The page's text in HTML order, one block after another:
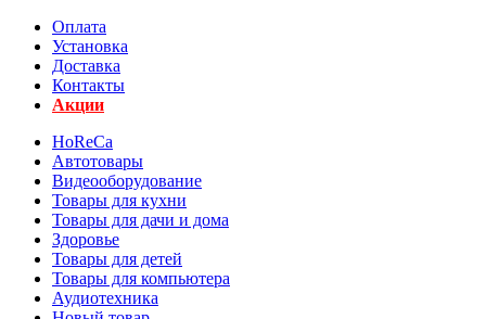
Оплата
Установка
Доставка
Контакты
Акции
HoReCa
Автотовары
Видеооборудование
Товары для кухни
Товары для дачи и дома
Здоровье
Товары для детей
Товары для компьютера
Аудиотехника